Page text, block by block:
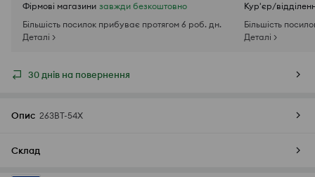
Фірмові магазини завжди безкоштовно
Більшість посилок прибуває протягом 6 роб. дн.
Деталі >
Кур'єр/
Більшість
Деталі >
30 днів на повернення
Опис 263BT-54X
Склад